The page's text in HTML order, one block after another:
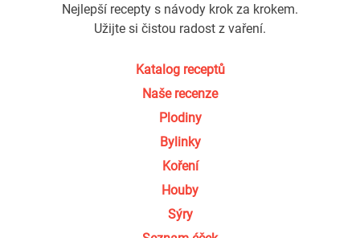
Nejlepší recepty s návody krok za krokem.
Užijte si čistou radost z vaření.
Katalog receptů
Naše recenze
Plodiny
Bylinky
Koření
Houby
Sýry